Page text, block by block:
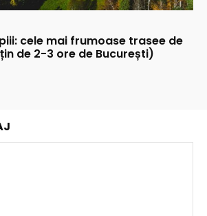
cele mai frumoase trasee de
de 2-3 ore de București)